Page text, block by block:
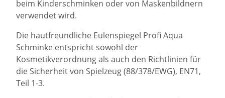
beim Kinderschminken oder von Maskenbildnern
verwendet wird.
Die hautfreundliche Eulenspiegel Profi Aqua
Schminke entspricht sowohl der
Kosmetikverordnung als auch den Richtlinien für
die Sicherheit von Spielzeug (88/378/EWG), EN71,
Teil 1-3.